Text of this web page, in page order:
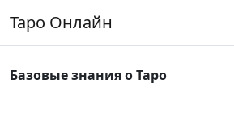
Основная навигация
Таро Онлайн
Базовые знания о Таро